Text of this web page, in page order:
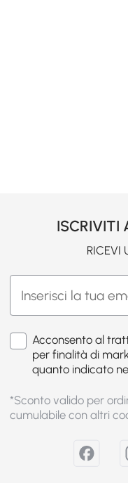
ISCRIVITI
RICEVI
Acconsento al
per finalità di
quanto indicato
*Sconto valido per
cumulabile con altri